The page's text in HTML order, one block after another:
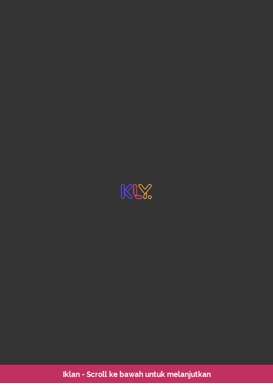
Iklan - Scroll ke bawah untuk melanjutkan